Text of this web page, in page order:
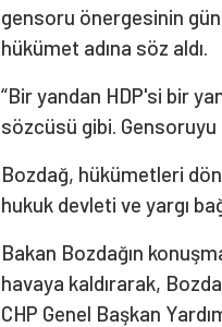
gensoru önergesinin
hükümet adına söz aldı.
“Bir yandan HDP'si bir
sözcüsü gibi.
Bozdağ, hükümetleri
hukuk devleti ve yargı
Bakan Bozdağın
havaya kaldırarak,
CHP Genel Başkan